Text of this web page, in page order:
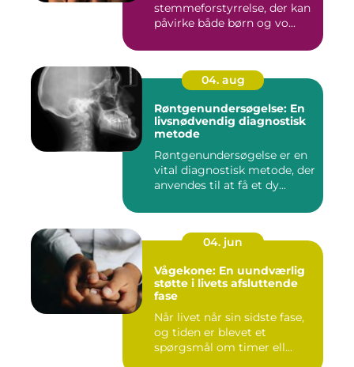
stemmeforstyrrelse, der kan
påvirke både børn og vo...
04. aug
Røntgenundersøgelse: En
livsnødvendig diagnostisk
metode
Røntgenundersøgelse er en
vital diagnostisk metode, der
anvendes til at få et dy...
04. jun
Vågekone: En uundværlig
støtte i livets afsluttende
fase
Når livet når sin sidste fase,
og tiden er blevet et
spørgsmål om timer ell...